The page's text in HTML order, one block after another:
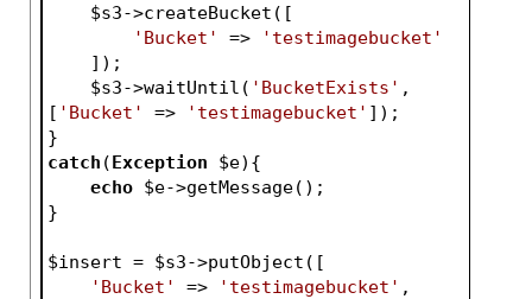
$s3->createBucket([
'Bucket'
=>
'testimagebucket'
    ]);
$s3->waitUntil( 'BucketExists' ,
[ 'Bucket' => 'testimagebucket' ]);
}
catch (Exception $e){
echo $e->getMessage();
}
$insert = $s3->putObject([
'Bucket'
=> 'testimagebucket' ,